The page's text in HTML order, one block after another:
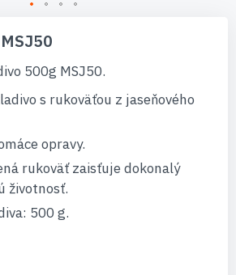
500g MSJ50.
s rukoväťou z jaseňového
opravy.
rukoväť zaisťuje dokonalý
životnosť.
500 g.